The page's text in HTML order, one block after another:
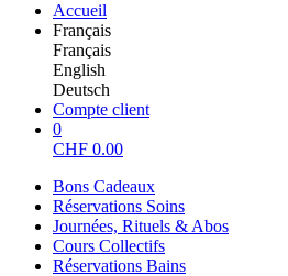
Accueil
Français
Français
English
Deutsch
Compte client
0
CHF 0.00
Bons Cadeaux
Réservations Soins
Journées, Rituels & Abos
Cours Collectifs
Réservations Bains